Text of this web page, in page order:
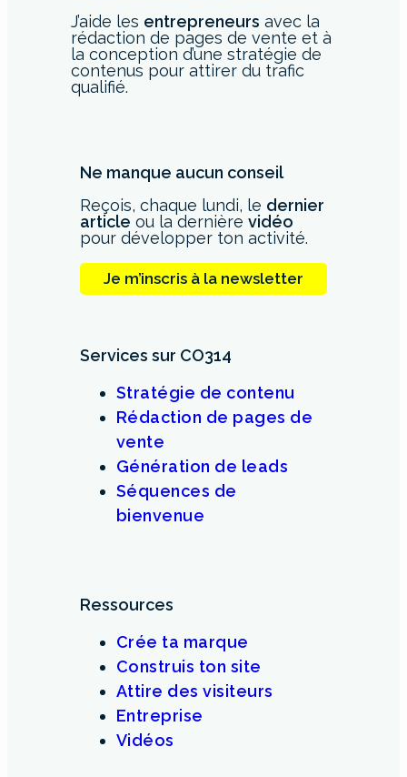
J’aide les entrepreneurs avec la
rédaction de pages de vente et à
la conception d’une stratégie de
contenus pour attirer du trafic
qualifié.
Ne manque aucun conseil
Reçois, chaque lundi, le dernier
article ou la dernière vidéo
pour développer ton activité.
Je m’inscris à la newsletter
Services sur CO314
Stratégie de contenu
Rédaction de pages de
vente
Génération de leads
Séquences de
bienvenue
Ressources
Crée ta marque
Construis ton site
Attire des visiteurs
Entreprise
Vidéos